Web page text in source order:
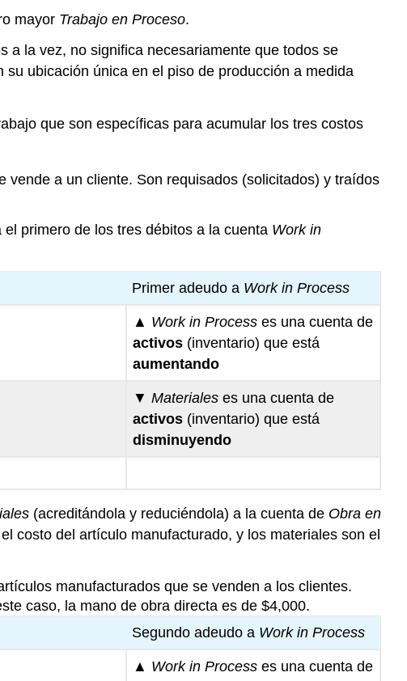
mayor Trabajo en Proceso.
a la vez, no significa necesariamente que todos se
ubicación única en el piso de producción a medida
que son específicas para acumular los tres costos
a un cliente. Son requisados (solicitados) y traídos
primero de los tres débitos a la cuenta Work in
Primer adeudo a Work in Process
▲ Work in Processes una cuenta de
activos(inventario) que está
aumentando
▼ Materialeses una cuenta de
activos(inventario) que está
disminuyendo
(acreditándola y reduciéndola) a la cuenta de Obra en
costo del artículo manufacturado, y los materiales son el
manufacturados que se venden a los clientes.
caso, la mano de obra directa es de $4,000.
Segundo adeudo a Work in Process
▲ Work in Processes una cuenta de